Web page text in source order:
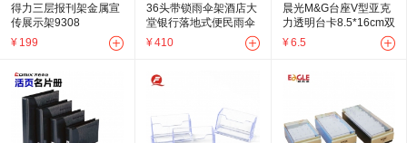
得力三层报刊架金属宣
传展示架9308
¥ 199
36头带锁雨伞架酒店大
堂银行落地式便民雨伞
架
¥410
晨光M&G台座V型亚克
力透明台卡8.5*16cm双
面座位牌席位牌
¥6.5